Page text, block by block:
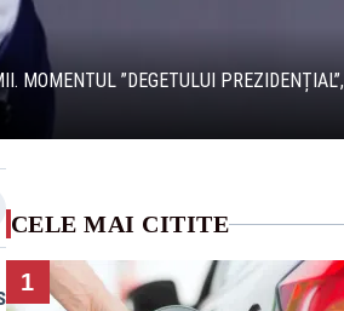
MOMENTUL ”DEGETULUI PREZIDENȚIAL”,
CELE MAI CITITE
1